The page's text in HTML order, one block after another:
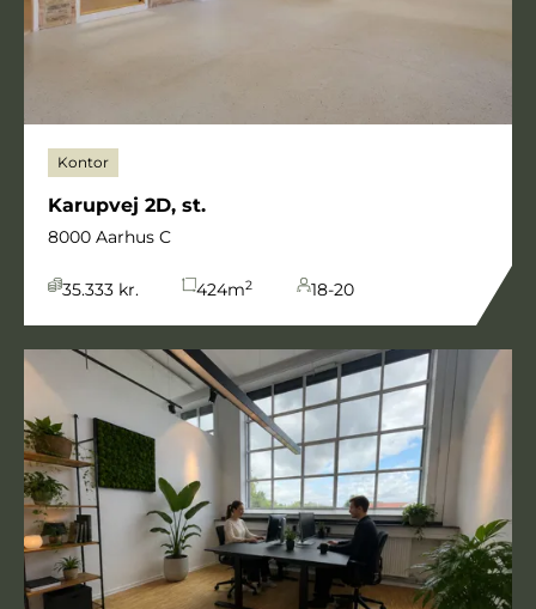
Kontor
Karupvej 2D, st.
8000 Aarhus C
35.333 kr. 424m2 18-20